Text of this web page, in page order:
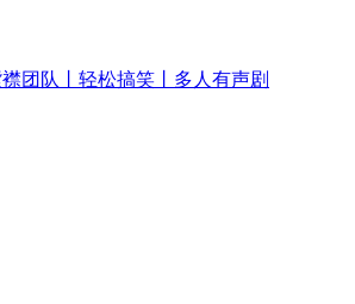
团队丨轻松搞笑丨多人有声剧